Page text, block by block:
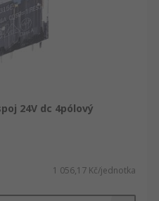
24V dc 4pólový
1 056,17 Kč/jednotka